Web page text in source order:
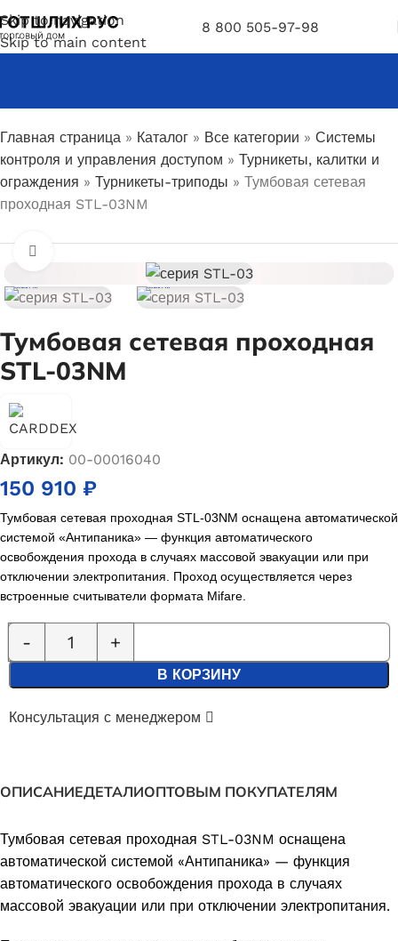
Skip to navigation
Skip to main content
8 800 505-97-98
Главная страница » Каталог » Все категории » Системы
контроля и управления доступом » Турникеты, калитки и
ограждения » Турникеты-триподы » Тумбовая сетевая
проходная STL-03NM
Тумбовая сетевая проходная
STL-03NM
Артикул: 00-00016040
150 910 ₽
Тумбовая сетевая проходная STL-03NM оснащена автоматической
системой «Антипаника» — функция автоматического
освобождения прохода в случаях массовой эвакуации или при
отключении электропитания. Проход осуществляется через
встроенные считыватели формата Mifare.
В КОРЗИНУ
Консультация с менеджером
ОПИСАНИЕДЕТАЛИОПТОВЫМ ПОКУПАТЕЛЯМ
Тумбовая сетевая проходная STL-03NM оснащена
автоматической системой «Антипаника» — функция
автоматического освобождения прохода в случаях
массовой эвакуации или при отключении электропитания.